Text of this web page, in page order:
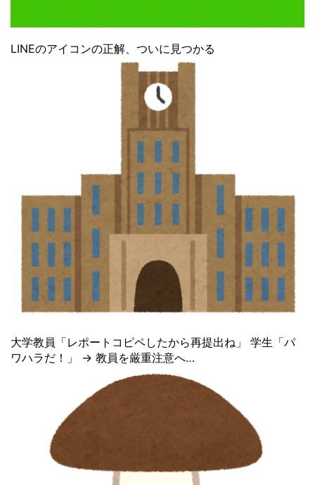
LINEのアイコンの正解、ついに見つかる
大学教員「レポートコピペしたから再提出ね」 学生「パ
ワハラだ！」 → 教員を厳重注意へ…